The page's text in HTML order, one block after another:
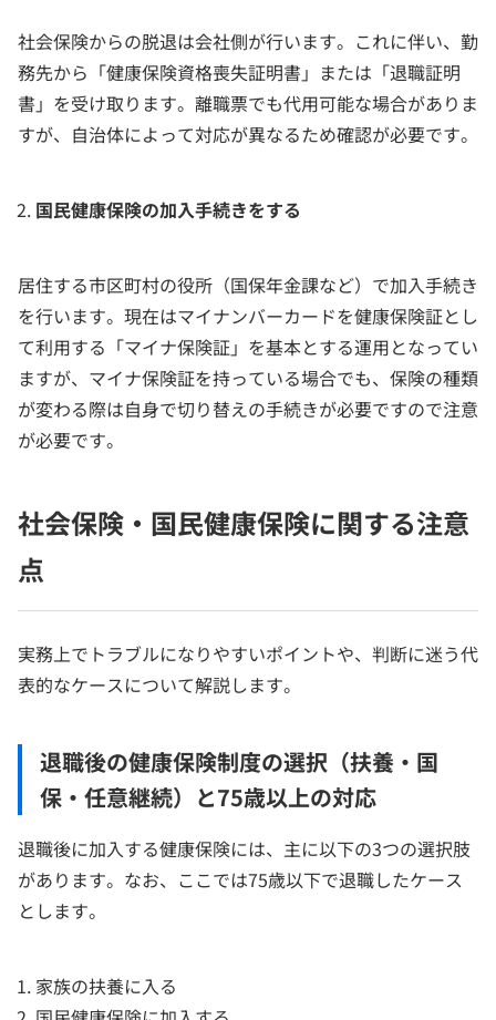
社会保険からの脱退は会社側が行います。これに伴い、勤
務先から「健康保険資格喪失証明書」または「退職証明
書」を受け取ります。離職票でも代用可能な場合がありま
すが、自治体によって対応が異なるため確認が必要です。
国民健康保険の加入手続きをする
居住する市区町村の役所（国保年金課など）で加入手続き
を行います。現在はマイナンバーカードを健康保険証とし
て利用する「マイナ保険証」を基本とする運用となってい
ますが、マイナ保険証を持っている場合でも、保険の種類
が変わる際は自身で切り替えの手続きが必要ですので注意
が必要です。
社会保険・国民健康保険に関する注意
点
実務上でトラブルになりやすいポイントや、判断に迷う代
表的なケースについて解説します。
退職後の健康保険制度の選択（扶養・国
保・任意継続）と75歳以上の対応
退職後に加入する健康保険には、主に以下の3つの選択肢
があります。なお、ここでは75歳以下で退職したケース
とします。
家族の扶養に入る